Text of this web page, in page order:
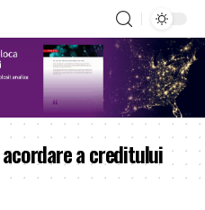
a creditului